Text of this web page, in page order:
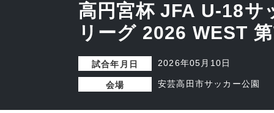
高円宮杯 JFA U-18サ
リーグ 2026 WEST
試合年月日 2026年05月10日
会場 安芸高田市サッカー公園